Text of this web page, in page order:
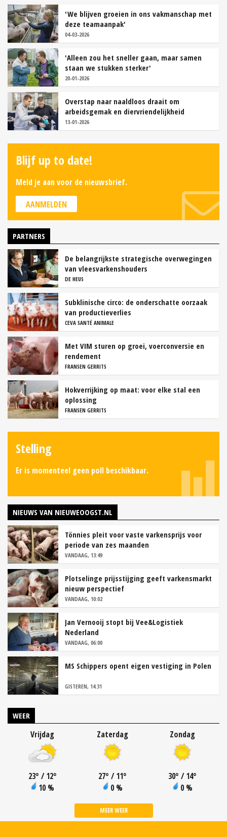
'We blijven groeien in ons vakmanschap met
deze teamaanpak'
04-03-2026
'Alleen zou het sneller gaan, maar samen
staan we stukken sterker'
20-01-2026
Overstap naar naaldloos draait om
arbeidsgemak en diervriendelijkheid
13-01-2026
Blijf up to date!
Meld je aan voor de nieuwsbrief.
AANMELDEN
PARTNERS
De belangrijkste strategische overwegingen
van vleesvarkenshouders
DE HEUS
Subklinische circo: de onderschatte oorzaak
van productieverlies
CEVA SANTÉ ANIMALE
Met VIM sturen op groei, voerconversie en
rendement
FRANSEN GERRITS
Hokverrijking op maat: voor elke stal een
oplossing
FRANSEN GERRITS
Stelling
Er is momenteel geen poll beschikbaar.
NIEUWS VAN NIEUWEOOGST.NL
Tönnies pleit voor vaste varkensprijs voor
periode van zes maanden
VANDAAG, 13:49
Plotselinge prijsstijging geeft varkensmarkt
nieuw perspectief
VANDAAG, 10:02
Jan Vernooij stopt bij Vee&Logistiek
Nederland
VANDAAG, 06:00
MS Schippers opent eigen vestiging in Polen
GISTEREN, 14:31
WEER
Vrijdag
23° / 12°
10 %
Zaterdag
27° / 11°
0 %
Zondag
30° / 14°
0 %
MEER WEER